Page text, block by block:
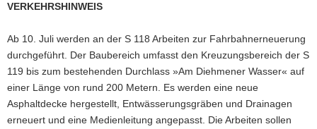
n
e
N
a
v
i
g
o
VERKEHRSHINWEIS
Ab 10. Juli werden an der S 118 Arbeiten zur Fahrbahnerneuerung
durchgeführt. Der Baubereich umfasst den Kreuzungsbereich der S
119 bis zum bestehenden Durchlass »Am Diehmener Wasser« auf
einer Länge von rund 200 Metern. Es werden eine neue
Asphaltdecke hergestellt, Entwässerungsgräben und Drainagen
erneuert und eine Medienleitung angepasst. Die Arbeiten sollen